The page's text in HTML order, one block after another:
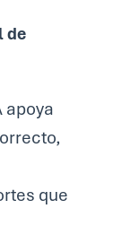
de
apoya
que